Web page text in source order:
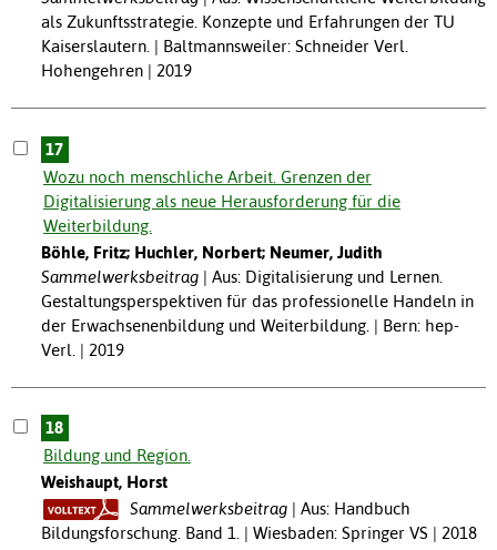
als Zukunftsstrategie. Konzepte und Erfahrungen der TU
Kaiserslautern. | Baltmannsweiler: Schneider Verl.
Hohengehren | 2019
17
Wozu noch menschliche Arbeit. Grenzen der
Digitalisierung als neue Herausforderung für die
Weiterbildung.
Böhle, Fritz; Huchler, Norbert; Neumer, Judith
Sammelwerksbeitrag
Aus: Digitalisierung und Lernen.
Gestaltungsperspektiven für das professionelle Handeln in
der Erwachsenenbildung und Weiterbildung. | Bern: hep-
Verl. | 2019
18
Bildung und Region.
Weishaupt, Horst
Sammelwerksbeitrag
Aus: Handbuch
Bildungsforschung. Band 1. | Wiesbaden: Springer VS | 2018